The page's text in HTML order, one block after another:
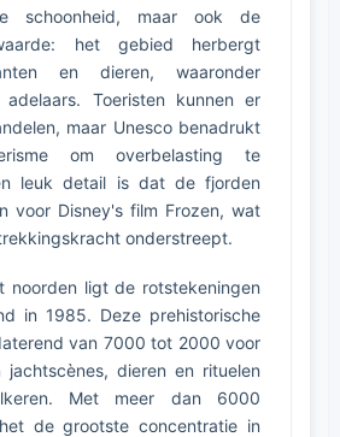
schoonheid, maar ook de
het gebied herbergt
en dieren, waaronder
adelaars. Toeristen kunnen er
maar Unesco benadrukt
om overbelasting te
leuk detail is dat de fjorden
voor Disney's film Frozen, wat
onderstreept.
noorden ligt de rotstekeningen
in 1985. Deze prehistorische
van 7000 tot 2000 voor
jachtscènes, dieren en rituelen
Met meer dan 6000
de grootste concentratie in